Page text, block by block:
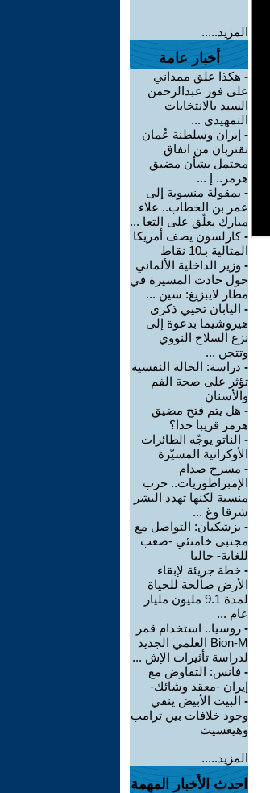
المزيد.....
أخبار عامة
- هكذا علق ممداني
على فوز عبدالرحمن
السيد بالانتخابات
التمهيدي ...
- إيران وسلطنة عُمان
تقتربان من اتفاق
محتمل بشأن مضيق
هرمز.. إ ...
- بمقولة منسوبة إلى
عمر بن الخطاب.. علاء
مبارك يعلّق على التعا ...
-كارلسون يصف أمريكا
المثالية بـ10 نقاط
- وزير الداخلية الألماني
حول حادث المسيرة في
مطار لايبزيغ: سين ...
- اليابان تحيي ذكرى
هيروشيما بدعوة إلى
نزع السلاح النووي
وتتجن ...
- دراسة: الحالة النفسية
تؤثر على صحة الفم
والأسنان
- هل يتم فتح مضيق
هرمز قريبا جدا؟
- الناتو يوجّه الطائرات
الأوكرانية المسيّرة
- مسرح صدام
الإمبراطوريات.. حرب
منسية لكنها تهدد البشر
شرقا وغ ...
- بزشكيان: التواصل مع
مجتبى خامنئي -صعب
للغاية- حاليا
- خطة جريئة لإبقاء
الأرض صالحة للحياة
لمدة 9.1 مليون مليار
عام ...
- روسيا.. استخدام قمر
Bion-M العلمي الجديد
لدراسة تأثيرات الإش ...
- فانس: التفاوض مع
إيران -معقد وشائك-
- البيت الأبيض ينفي
وجود خلافات بين ترامب
وهيغسيث
المزيد.....
احدث الأخبار المهمة